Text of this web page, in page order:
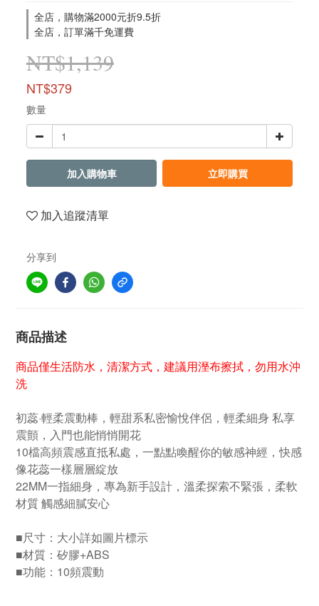
全店，購物滿2000元折9.5折
全店，訂單滿千免運費
NT$1,139
NT$379
數量
加入購物車 立即購買
加入追蹤清單
分享到
商品描述
商品僅生活防水，清潔方式，建議用溼布擦拭，勿用水沖
洗
初蕊·輕柔震動棒，輕甜系私密愉悅伴侶，輕柔細身 私享
震顫，入門也能悄悄開花
10檔高頻震感直抵私處，一點點喚醒你的敏感神經，快感
像花蕊一樣層層綻放
22MM一指細身，專為新手設計，溫柔探索不緊張，柔軟
材質 觸感細膩安心
■尺寸：大小詳如圖片標示
■材質：矽膠+ABS
■功能：10頻震動